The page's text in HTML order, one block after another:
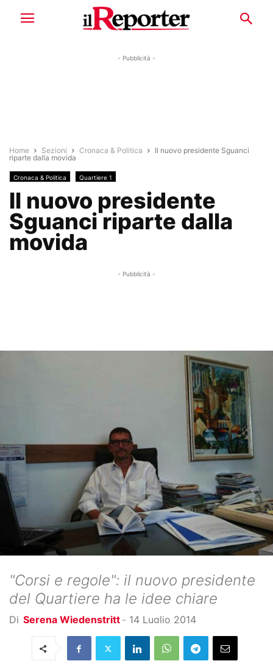
- Pubblicità -
Home Sezioni Cronaca & Politica
Il nuovo presidente Sguanci
riparte dalla movida
Cronaca & Politica Quartiere 1
Il nuovo presidente
Sguanci riparte dalla
movida
- Pubblicità -
"Corsi e regole": il nuovo presidente
del Quartiere ha le idee chiare
Di Serena Wiedenstritt - 14 Luglio 2014